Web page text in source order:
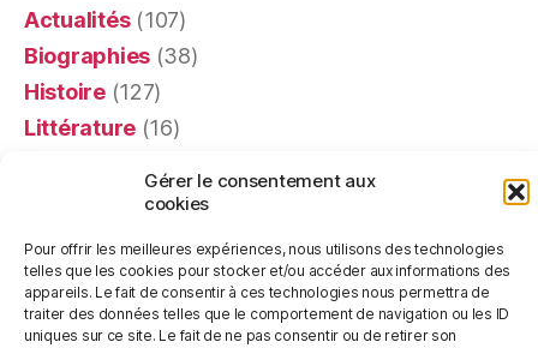
Gérer le consentement aux
cookies
Pour offrir les meilleures expériences, nous utilisons des technologies
telles que les cookies pour stocker et/ou accéder aux informations des
appareils. Le fait de consentir à ces technologies nous permettra de
traiter des données telles que le comportement de navigation ou les ID
uniques sur ce site. Le fait de ne pas consentir ou de retirer son
Actualités(107)
Biographies (38)
Histoire(127)
Littérature (16)
(24)
Religion(63)
Témoignages(20)